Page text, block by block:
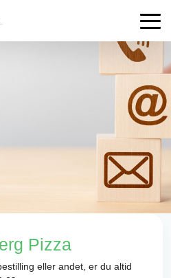
Pizza
eller andet, er du altid